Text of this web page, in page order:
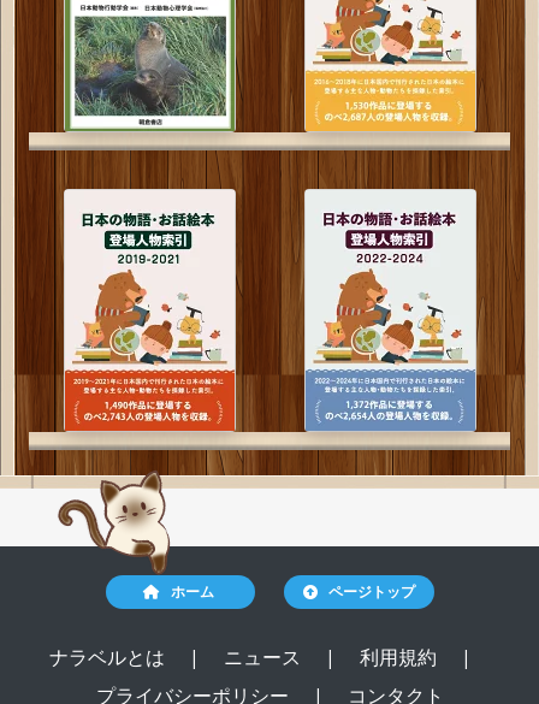
ホーム ページトップ
ナラベルとは | ニュース | 利用規約
|
プライバシーポリシー
| コンタクト